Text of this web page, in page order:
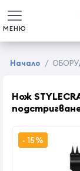
МЕНЮ
Начало /
Нож
- 15%